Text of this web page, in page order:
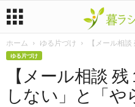
暮
ホーム ゆる片づけ 【メール相
ゆる片づけ
【メール相談
しない」と「や